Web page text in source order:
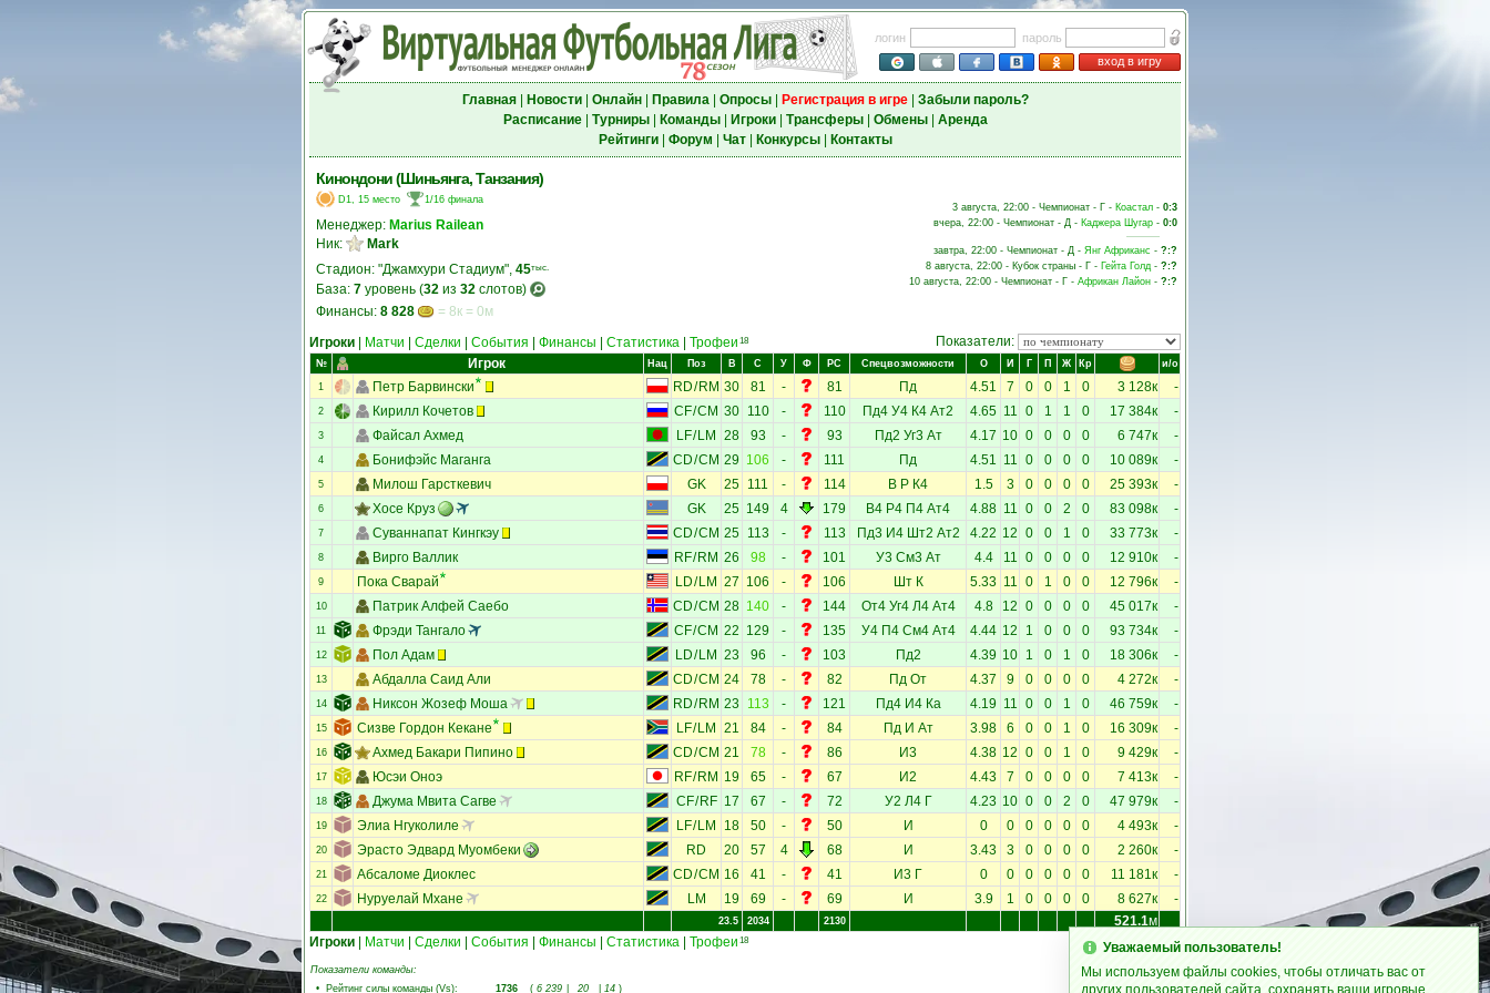
логин
пароль
вход в игру
Главная| Новости| Онлайн| Правила| Опросы| Регистрация в игре| Забыли пароль?
Расписание| Турниры| Команды| Игроки| Трансферы| Обмены| Аренда
Рейтинги| Форум Чат| Конкурсы| Контакты
Кинондони (Шиньянга, Танзания)
D1, 15 место 1/16 финала
Менеджер: Marius Railean
Ник:
Mark
Стадион: "Джамхури Стадиум", 45тыс.
База: 7 уровень (32 из 32 слотов)
Финансы: 8 828 = 8к = 0м
3 августа, 22:00 - Чемпионат - Г - Коастал - 0:3
вчера, 22:00 - Чемпионат - Д - Каджера Шугар - 0:0
завтра, 22:00 - Чемпионат - Д - Янг Африканс - ?:?
8 августа, 22:00 - Кубок страны - Г - Гейта Голд - ?:?
10 августа, 22:00 - Чемпионат - Г - Африкан Лайон - ?:?
Игроки Матчи Сделки События Финансы Статистика Трофеи 18 Показатели:
№ Игрок Нац Поз В С У Ф РС Спецвозможности О И Г П Ж Кр и/о
1 Петр Барвински RD/ RM 30 81 - 81 Пд 4.51 7 0 0 1 0 3 128к -
2 Кирилл Кочетов CF/CM 30 110 - 110 Пд4 У4 К4 Ат2 4.65 11 0 1 1 0 17 384к -
3 Файсал Ахмед LF/ LM 28 93 - 93 Пд2 Уг3 Ат 4.17 10 0 0 0 0 6 747к -
4 Бонифэйс Маганга CD/CM 29 106 - 111 Пд 4.51 11 0 0 0 0 10 089к -
5 Милош Гарсткевич GK 25 111 - 114 В Р К4 1.5 3 0 0 0 0 25 393к -
6 Хосе Круз GK 25 149 4 179 В4 Р4 П4 Ат4 4.88 11 0 0 2 0 83 098к -
7 Суваннапат Кингкэу CD/CM 25 113 - 113 Пд3 И4 Шт2 Ат2 4.22 12 0 0 1 0 33 773к -
8 Вирго Валлик RF/ RM 26 98 - 101 У3 См3 Ат 4.4 11 0 0 0 0 12 910к -
9 Пока Сварай LD/ LM 27 106 - 106 Шт К 5.33 11 0 1 0 0 12 796к -
10 Патрик Алфей Саебо CD/CM 28 140 - 144 От4 Уг4 Л4 Ат4 4.8 12 0 0 0 0 45 017к -
11 Фрэди Тангало CF/CM 22 129 - 135 У4 П4 См4 Ат4 4.44 12 1 0 0 0 93 734к -
12 Пол Адам LD/ LM 23 96 - 103 Пд2 4.39 10 1 0 1 0 18 306к -
13 Абдалла Саид Али CD/CM 24 78 - 82 Пд От 4.37 9 0 0 0 0 4 272к -
14 Никсон Жозеф Моша RD/ RM 23 113 - 121 Пд4 И4 Ка 4.19 11 0 0 1 0 46 759к -
15 Сизве Гордон Кекане LF/ LM 21 84 - 84 Пд И Ат 3.98 6 0 0 1 0 16 309к -
16 Ахмед Бакари Пипино CD/CM 21 78 - 86 И3 4.38 12 0 0 1 0 9 429к -
17 Юсэи Оноэ RF/ RM 19 65 - 67 И2 4.43 7 0 0 0 0 7 413к -
18 Джума Мвита Сагве CF/RF 17 67 - 72 У2 Л4 Г 4.23 10 0 0 2 0 47 979к -
19 Элиа Нгуколиле LF/ LM 18 50 - 50 И 0 0 0 0 0 0 4 493к -
20 Эрасто Эдвард Муомбеки RD 20 57 4 68 И 3.43 3 0 0 0 0 2 260к -
21 Абсаломе Диоклес CD/CM 16 41 - 41 И3 Г 0 0 0 0 0 0 11 181к -
22 Нуруелай Мхане LM 19 69 - 69 И 3.9 1 0 0 0 0 8 627к -
23.5 2034 2130 521.1м
Игроки
Матчи Сделки События Финансы Статистика Трофеи 18
Показатели команды:
• Рейтинг силы команды (Vs): 1736 ( 6 239 20 14 )
Уважаемый пользователь!
Мы используем файлы cookies, чтобы отличать вас от
других пользователей сайта, сохранять ваши игровые